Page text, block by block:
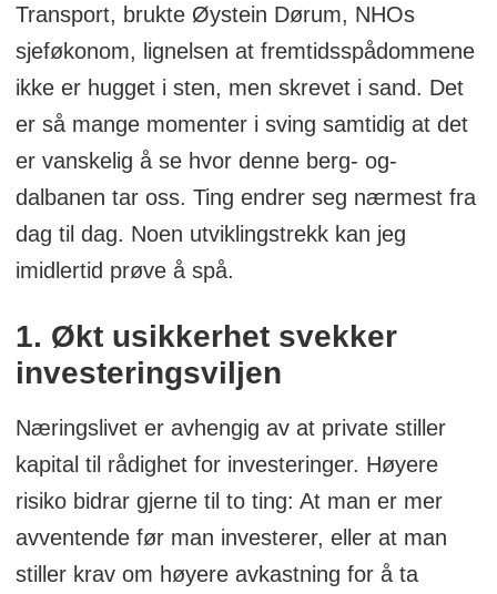
Europa etter andre verdenskrig – før
Ukraina-krigen. Det var USA som i stor
grad fremforhandletDaytonavtaleni
1995, som sørget for en oppsplitting av
Bosnia-Hercegovina – i praksis etter
etniske skillelinjer. Republika Srpska,
som i all hovedsak består av en etnisk
serbisk befolkning, har siden 1990-tallet
som en selvstyrt republikk. Målet har
hele tiden vært selvstendighet og/eller
gjenforening med Serbia.
Daytonavtalen og amerikanske
sikkerhetsgarantier gjorde at slike
tanker var urealistiske for de serbiske
nasjonalistene på grunn av faren for en
Transport, brukte Øystein Dørum, NHOs
sjeføkonom, lignelsen at fremtidsspådommene
ikke er hugget i sten, men skrevet i sand. Det
er så mange momenter i sving samtidig at det
er vanskelig å se hvor denne berg- og-
dalbanen tar oss. Ting endrer seg nærmest fra
dag til dag. Noen utviklingstrekk kan jeg
imidlertid prøve å spå.
1. Økt usikkerhet svekker
investeringsviljen
Næringslivet er avhengig av at private stiller
kapital til rådighet for investeringer. Høyere
risiko bidrar gjerne til to ting: At man er mer
avventende før man investerer, eller at man
stiller krav om høyere avkastning for å ta